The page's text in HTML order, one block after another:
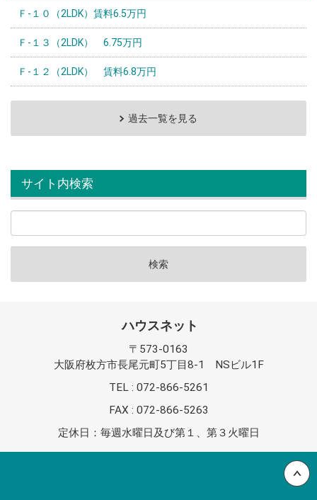
Ｆ-１０（2LDK）賃料6.5万円
Ｆ-１３（2LDK） 6.75万円
Ｆ-１２（2LDK） 賃料6.8万円
過去一覧を見る
サイト内検索
ハウスネット
〒573-0163
大阪府枚方市長尾元町5丁目8-1 NSビル1F
TEL : 072-866-5261
FAX : 072-866-5263
定休日：毎週水曜日及び第１、第３火曜日